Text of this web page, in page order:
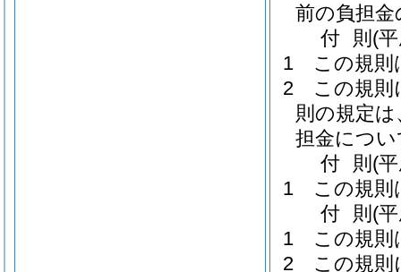
前の負担
付 則 (
1
この規則
2
この規則
則の規定
担金につ
付 則 (
1
この規則
付 則 (
1
この規則
2
この規則